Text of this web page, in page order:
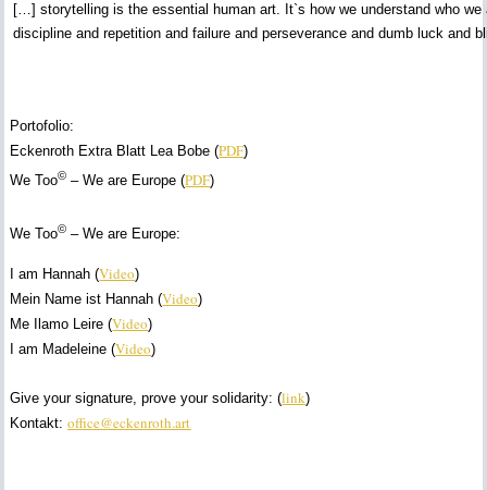
[…] storytelling is the essential human art. It`s how we understand who
discipline and repetition and failure and perseverance and dumb luck and
Portofolio:
Eckenroth Extra Blatt Lea Bobe (PDF)
We Too© – We are Europe (PDF)
We Too© – We are Europe:
I am Hannah (Video)
Mein Name ist Hannah (Video)
Me Ilamo Leire (Video)
I am Madeleine (Video)
Give your signature, prove your solidarity: (link)
Kontakt:office@eckenroth.art